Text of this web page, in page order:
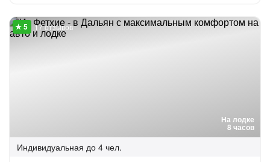
На лодке
8 часов
17 отзывов
Индивидуальная до 4 чел.